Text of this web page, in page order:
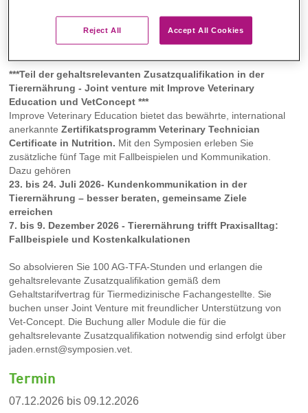
die individuellen Bedürfnisse von Hunden und Katzen.
Thematisiert werden außerdem Ergänzungsfuttermittel und
deren Einbindung in die Ration.
***Teil der gehaltsrelevanten Zusatzqualifikation in der
Tierernährung - Joint venture mit Improve Veterinary
Education und VetConcept ***
Improve Veterinary Education bietet das bewährte, international
anerkannteZertifikatsprogramm Veterinary Technician
Certificate in Nutrition. Mit den Symposien erleben Sie
zusätzliche fünf Tage mit Fallbeispielen und Kommunikation.
Dazu gehören
23. bis 24. Juli 2026- Kundenkommunikation in der
Tierernährung – besser beraten, gemeinsame Ziele
erreichen
7. bis 9. Dezember 2026 - Tierernährung trifft Praxisalltag:
Fallbeispiele und Kostenkalkulationen
So absolvieren Sie 100 AG-TFA-Stunden und erlangen die
gehaltsrelevante Zusatzqualifikation gemäß dem
Gehaltstarifvertrag für Tiermedizinische Fachangestellte. Sie
buchen unser Joint Venture mit freundlicher Unterstützung von
Vet-Concept. Die Buchung aller Module die für die
gehaltsrelevante Zusatzqualifikation notwendig sind erfolgt über
jaden.ernst@symposien.vet.
Termin
07.12.2026 bis 09.12.2026
Reject All Accept All Cookies